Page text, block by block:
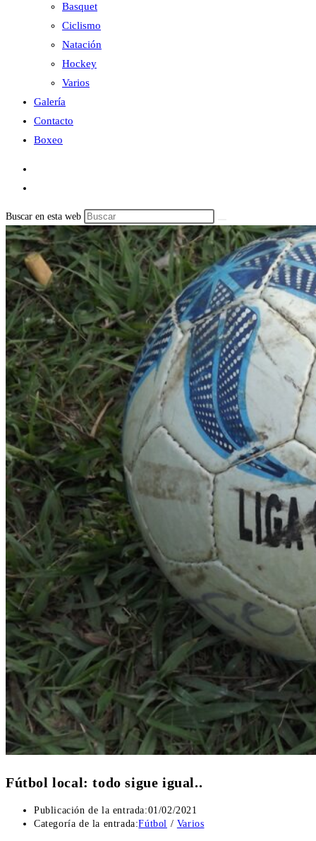
Basquet
Ciclismo
Natación
Hockey
Varios
Galería
Contacto
Boxeo
Buscar en esta web
Fútbol local: todo sigue igual..
Publicación de la entrada:01/02/2021
Categoría de la entrada:Fútbol / Varios